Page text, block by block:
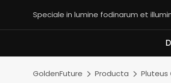
Speciale in lumine fodinarum et
GoldenFuture Producta Pluteus